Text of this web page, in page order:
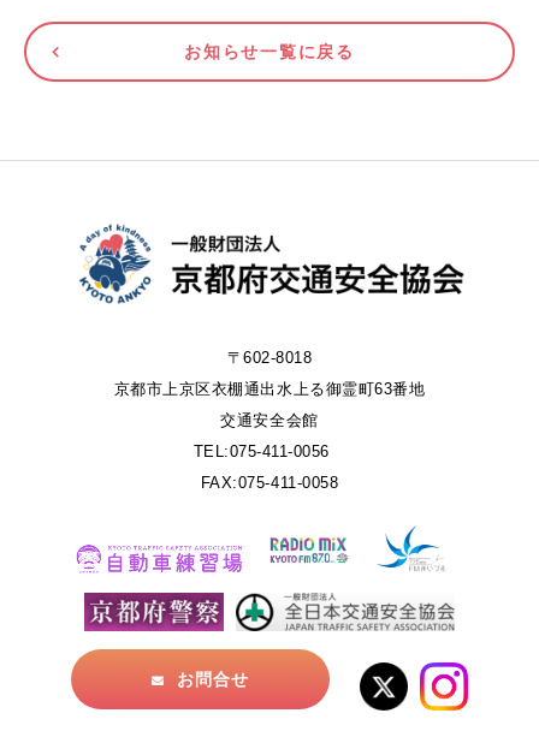
お知らせ一覧に戻る
〒602-8018
京都市上京区衣棚通出水上る御霊町63番地
交通安全会館
TEL:075-411-0056
FAX:075-411-0058
お問合せ